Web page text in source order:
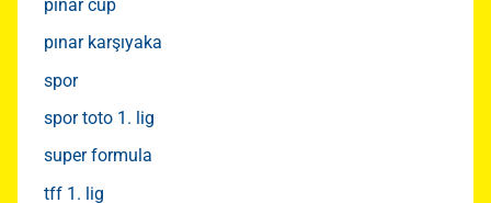
pınar cup
pınar karşıyaka
spor
spor toto 1. lig
super formula
tff 1. lig